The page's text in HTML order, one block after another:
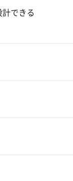
できる